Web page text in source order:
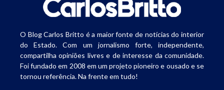
O Blog Carlos Britto é a maior fonte de notícias do interior
do Estado. Com um jornalismo forte, independente,
compartilha opiniões livres e de interesse da comunidade.
Foi fundado em 2008 em um projeto pioneiro e ousado e se
tornou referência. Na frente em tudo!